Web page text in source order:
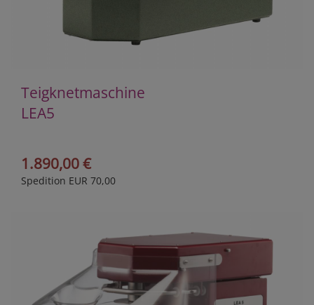
Teigknetmaschine
LEA5
1.890,00 €
Spedition EUR 70,00